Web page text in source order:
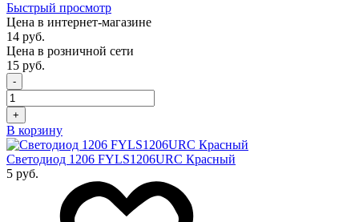
Быстрый просмотр
Цена в интернет-магазине
14 руб.
Цена в розничной сети
15 руб.
-
+
В корзину
Светодиод 1206 FYLS1206URC Красный
5 руб.